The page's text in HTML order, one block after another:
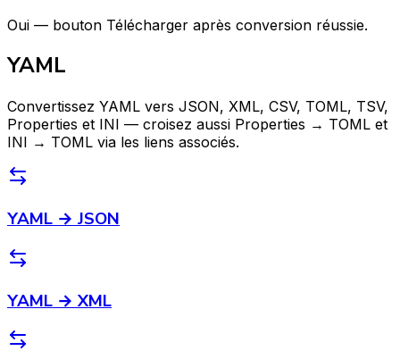
Oui — bouton Télécharger après conversion réussie.
YAML
Convertissez YAML vers JSON, XML, CSV, TOML, TSV,
Properties et INI — croisez aussi Properties → TOML et
INI → TOML via les liens associés.
YAML → JSON
YAML → XML